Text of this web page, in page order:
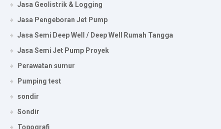
Jasa Geolistrik & Logging
Jasa Pengeboran Jet Pump
Jasa Semi Deep Well / Deep Well Rumah Tangga
Jasa Semi Jet Pump Proyek
Perawatan sumur
Pumping test
sondir
Sondir
Topografi